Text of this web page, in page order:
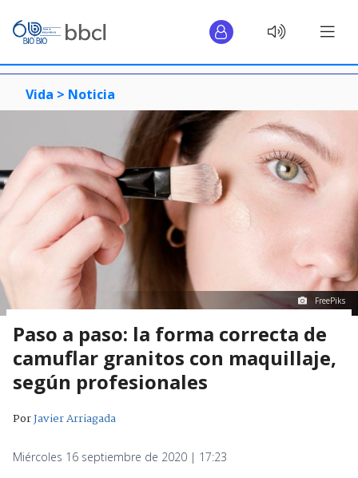
Vida > Noticia
FreePiks
Paso a paso: la forma correcta de
camuflar granitos con maquillaje,
según profesionales
PorJavier Arriagada
Miércoles 16 septiembre de 2020 | 17:23